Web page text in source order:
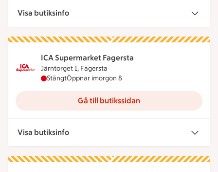
Visa butiksinfo
ICA Supermarket Fagersta
Järntorget 1, Fagersta
ICA Supermarket Fagersta har stängt idag,
StängtÖppnar imorgon 8
Gå till butikssidan
Visa butiksinfo